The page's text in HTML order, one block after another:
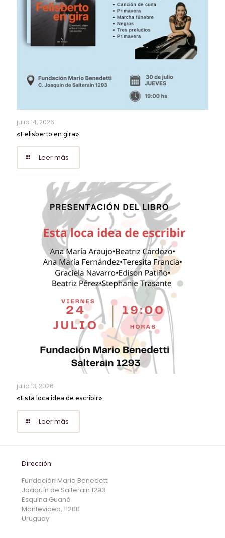
julio 14, 2026
«Felisberto en gira»
Leer más
julio 13, 2026
«Esta loca idea de escribir»
Leer más
Dirección
Fundación Mario Benedetti
Joaquín de Salterain 1293
Esquina Guaná
Montevideo, 11200
Uruguay